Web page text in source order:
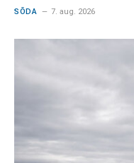
SÕDA 7. aug. 2026